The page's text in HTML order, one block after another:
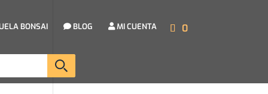
BONSAI BLOG MI CUENTA 0